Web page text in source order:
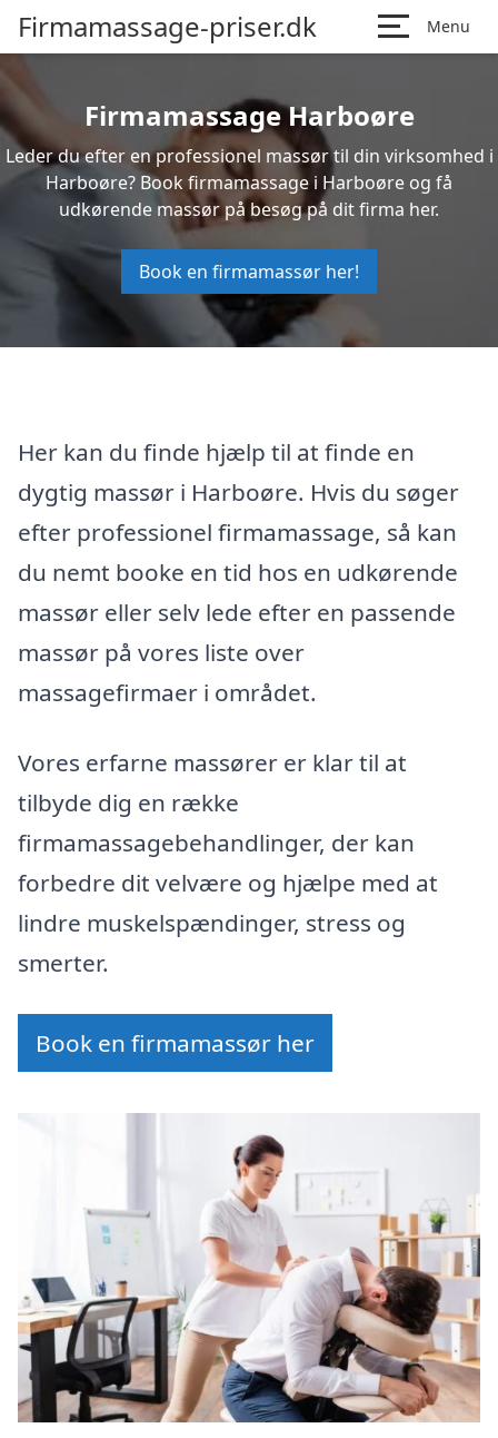
Firmamassage-priser.dk Menu
Firmamassage Harboøre
Leder du efter en professionel massør til din virksomhed i
Harboøre? Book firmamassage i Harboøre og få
udkørende massør på besøg på dit firma her.
Book en firmamassør her!
Her kan du finde hjælp til at finde en
dygtig massør i Harboøre. Hvis du søger
efter professionel firmamassage, så kan
du nemt booke en tid hos en udkørende
massør eller selv lede efter en passende
massør på vores liste over
massagefirmaer i området.
Vores erfarne massører er klar til at
tilbyde dig en række
firmamassagebehandlinger, der kan
forbedre dit velvære og hjælpe med at
lindre muskelspændinger, stress og
smerter.
Book en firmamassør her